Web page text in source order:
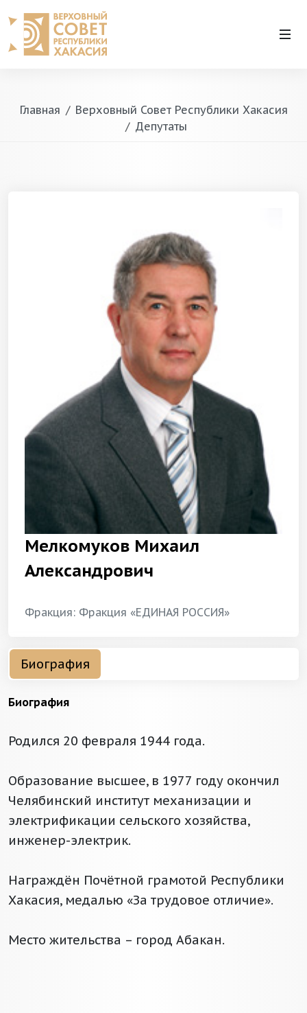
Главная
Верховный Совет Республики Хакасия
Депутаты
Мелкомуков Михаил
Александрович
Фракция: Фракция «ЕДИНАЯ РОССИЯ»
Биография
Биография
Родился 20 февраля 1944 года.
Образование высшее, в 1977 году окончил
Челябинский институт механизации и
электрификации сельского хозяйства,
инженер-электрик.
Награждён Почётной грамотой Республики
Хакасия, медалью «За трудовое отличие».
Место жительства – город Абакан.